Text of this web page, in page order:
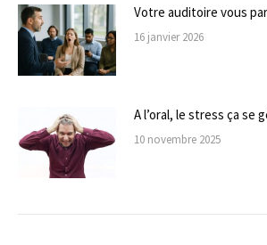
Votre auditoire vous
16 janvier 2026
A l’oral, le stress ça se
10 novembre 2025